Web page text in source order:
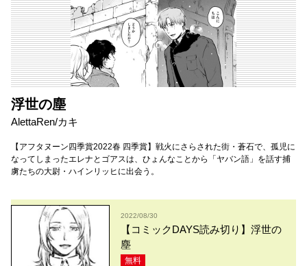
浮世の塵
AlettaRen/カキ
【アフタヌーン四季賞2022春 四季賞】戦火にさらされた街・蒼石で、孤児に
なってしまったエレナとゴアスは、ひょんなことから「ヤバン語」を話す捕
虜たちの大尉・ハインリッヒに出会う。
2022/08/30
【コミックDAYS読み切り】浮世の
塵
無料